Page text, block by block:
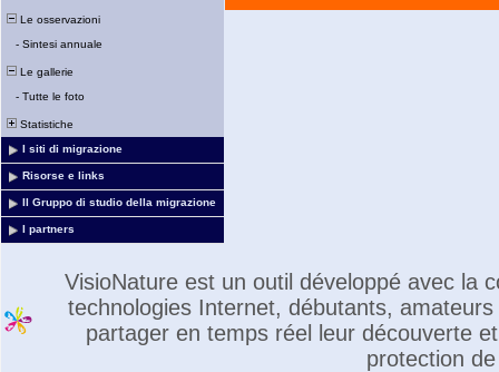
Le osservazioni
- Sintesi annuale
Le gallerie
- Tutte le foto
Statistiche
I siti di migrazione
Risorse e links
Il Gruppo di studio della migrazione
I partners
VisioNature est un outil développé avec la
technologies Internet, débutants,
partager en temps réel leur découverte
protection